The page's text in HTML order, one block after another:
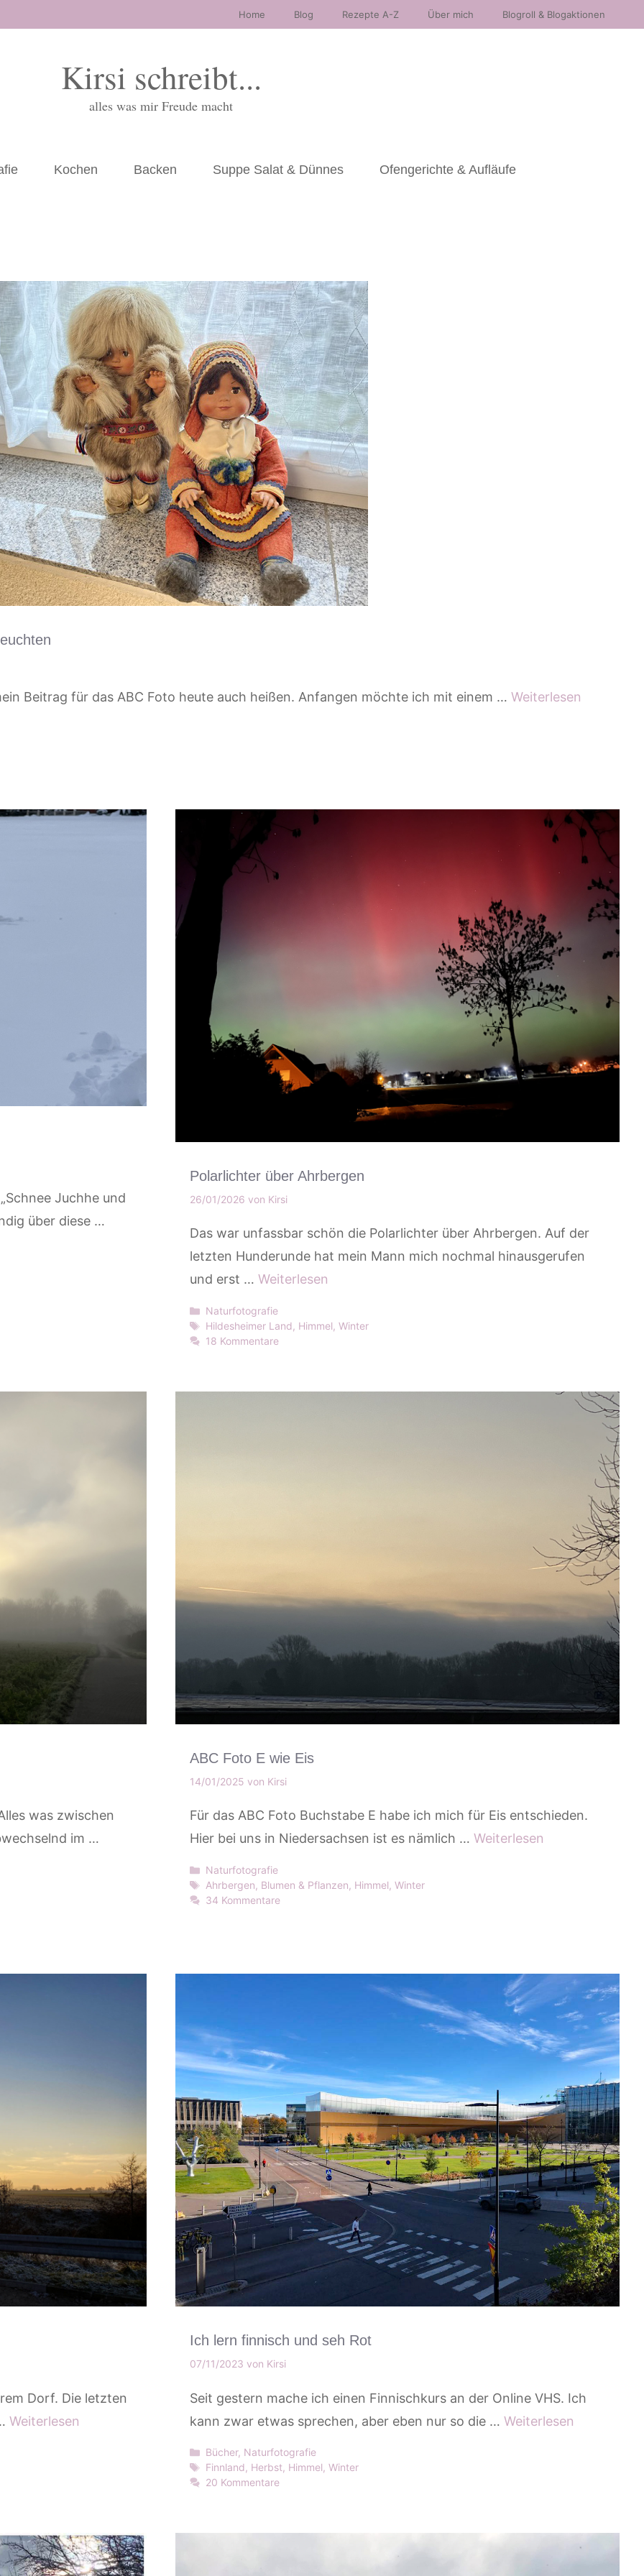
Home Blog Rezepte A-Z Über mich Blogroll & Blogaktionen
Kirsi schreibt...
alles was mir Freude macht
Kochen Backen Suppe Salat & Dünnes Ofengerichte & Aufläufe
Beitrag für das ABC Foto heute auch heißen. Anfangen möchte ich mit einem … Weiterlesen
Juchhe und
über diese …
Polarlichter über Ahrbergen
26/01/2026 von Kirsi
Das war unfassbar schön die Polarlichter über Ahrbergen. Auf der
letzten Hunderunde hat mein Mann mich nochmal hinausgerufen
und erst … Weiterlesen
Kategorien
Naturfotografie
Schlagwörter
Hildesheimer Land, Himmel,Winter
18 Kommentare
was zwischen
im …
ABC Foto E wie Eis
14/01/2025 von Kirsi
Für das ABC Foto Buchstabe E habe ich mich für Eis entschieden.
Hier bei uns in Niedersachsen ist es nämlich … Weiterlesen
Kategorien
Naturfotografie
Schlagwörter
Ahrbergen, Blumen & Pflanzen, Himmel,Winter
34 Kommentare
Dorf. Die letzten
Weiterlesen
Ich lern finnisch und seh Rot
07/11/2023 von Kirsi
Seit gestern mache ich einen Finnischkurs an der Online VHS. Ich
kann zwar etwas sprechen, aber eben nur so die … Weiterlesen
Kategorien
Bücher, Naturfotografie
Schlagwörter
Finnland, Herbst, Himmel,Winter
20 Kommentare